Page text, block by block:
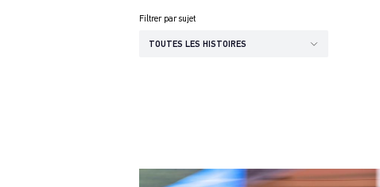
Filtrer par sujet
TOUTES LES HISTOIRES